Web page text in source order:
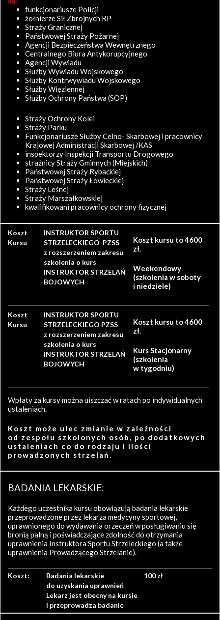
funkcjonariusze Policji
żołnierze Sił Zbrojnych RP
Straży Granicznej
Państwowej Straży Pożarnej
Agencji Bezpieczeństwa Wewnętrznego
Centralnego Biura Antykorupcyjnego
Agencji Wywiadu
Służby Wywiadu Wojskowego
Służby Kontrwywiadu Wojskowego
Służby Więziennej
Służby Ochrony Państwa (SOP)
Straży Ochrony Kolei
Straży Parku
Funkcjonariusze Służby Celno- Skarbowej i pracownicy
Krajowej Administracji Skarbowej /KAS
inspektorzy Inspekcji Transportu Drogowego
strażnicy Straży Gminnych (Miejskich)
Państwowej Straży Rybackiej
Państwowej Straży Łowieckiej
Straży Leśnej
Straży Marszałkowskiej
kwalifikowani pracownicy ochrony fizycznej
Koszt
Kursu
INSTRUKTOR SPORTU
STRZELECKIEGO PZSS
z rozszerzeniem zakresu
szkolenia o kurs
INSTRUKTOR STRZELAŃ
BOJOWYCH
Koszt kursu to 4600
zł.
Weekendowy
(szkolenia w soboty
i niedziele)
Koszt
Kursu
INSTRUKTOR SPORTU
STRZELECKIEGO PZSS
z rozszerzeniem zakresu
szkolenia o kurs
INSTRUKTOR STRZELAŃ
BOJOWYCH
Koszt kursu to 4600
zł.
Kurs Stacjonarny
(szkolenia
w tygodniu)
Wpłaty za kursy można uiszczać w ratach po indywidualnych
ustaleniach.
Koszt może ulec zmianie w zależności
od zespołu szkolonych osób, po dodatkowych
ustaleniach co do rodzaju i ilości
prowadzonych strzelań.
BADANIA LEKARSKIE:
Każdego uczestnika kursu obowiązują badania lekarskie
przeprowadzone przez lekarza medycyny sportowej,
uprawnionego do wydawania orzeczeń w posługiwaniu się
bronią palną i poświadczające zdolność do otrzymania
uprawnienia Instruktora Sportu Strzeleckiego (a także
uprawnienia Prowadzącego Strzelanie).
Koszt:
Badania lekarskie
do uzyskania uprawnień
Lekarz jest obecny na kursie
i przeprowadza badanie
100 zł